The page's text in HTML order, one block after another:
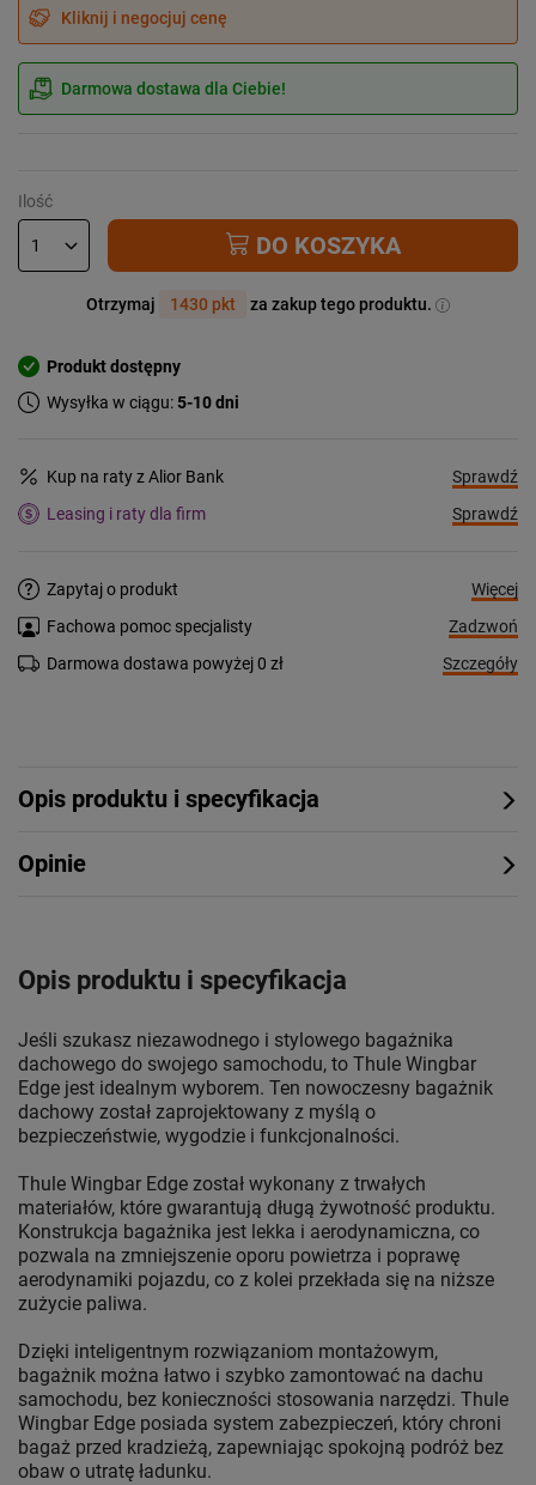
Kliknij i negocjuj cenę
Darmowa dostawa dla Ciebie!
Ilość
DO KOSZYKA
Otrzymaj 1430 pkt za zakup tego produktu.
Produkt dostępny
Wysyłka w ciągu:5-10 dni
Kup na raty z Alior Bank
Sprawdź
Leasing i raty dla firm
Sprawdź
Zapytaj o produkt
Więcej
Fachowa pomoc specjalisty
Zadzwoń
Darmowa dostawa powyżej 0 zł
Szczegóły
Opis produktu i specyfikacja
Opinie
Opis produktu i specyfikacja
Jeśli szukasz niezawodnego i stylowego bagażnika
dachowego do swojego samochodu, to Thule Wingbar
Edge jest idealnym wyborem. Ten nowoczesny bagażnik
dachowy został zaprojektowany z myślą o
bezpieczeństwie, wygodzie i funkcjonalności.
Thule Wingbar Edge został wykonany z trwałych
materiałów, które gwarantują długą żywotność produktu.
Konstrukcja bagażnika jest lekka i aerodynamiczna, co
pozwala na zmniejszenie oporu powietrza i poprawę
aerodynamiki pojazdu, co z kolei przekłada się na niższe
zużycie paliwa.
Dzięki inteligentnym rozwiązaniom montażowym,
bagażnik można łatwo i szybko zamontować na dachu
samochodu, bez konieczności stosowania narzędzi. Thule
Wingbar Edge posiada system zabezpieczeń, który chroni
bagaż przed kradzieżą, zapewniając spokojną podróż bez
obaw o utratę ładunku.